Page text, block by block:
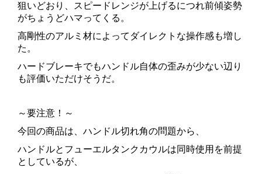
狙いどおり、スピードレンジが上げるにつれ前傾姿勢
がちょうどハマってくる。
高剛性のアルミ材によってダイレクトな操作感も増し
た。
ハードブレーキでもハンドル自体の歪みが少ない辺り
も評価いただけそうだ。
～要注意！～
今回の商品は、ハンドル切れ角の問題から、
ハンドルとフューエルタンクカウルは同時使用を前提
としているが、